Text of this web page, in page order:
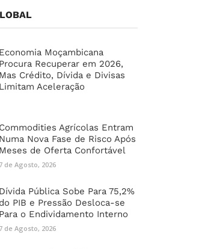
Economia Moçambicana
Procura Recuperar em 2026,
Mas Crédito, Dívida e Divisas
Limitam Aceleração
Commodities Agrícolas Entram
Numa Nova Fase de Risco Após
Meses de Oferta Confortável
7 de Agosto, 2026
Dívida Pública Sobe Para 75,2%
do PIB e Pressão Desloca-se
Para o Endividamento Interno
7 de Agosto, 2026